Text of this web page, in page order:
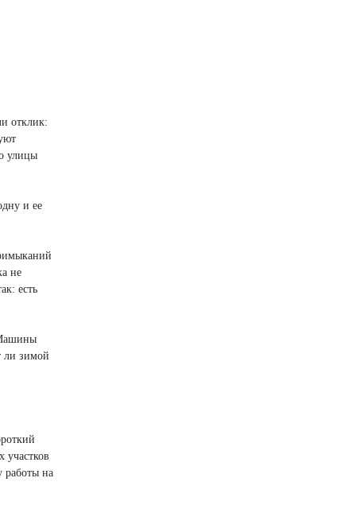
отклик:
улицы
и ее
не
есть
ли зимой
участков
работы на